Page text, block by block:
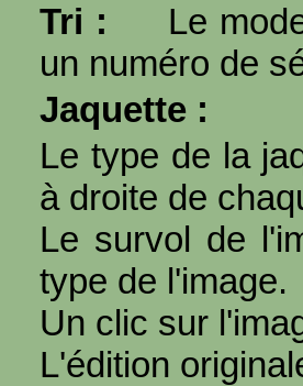
Tri :
Le
un numéro de
Jaquette :
Le type de la
à droite de
Le survol de
type de l'image.
Un clic sur
L'édition